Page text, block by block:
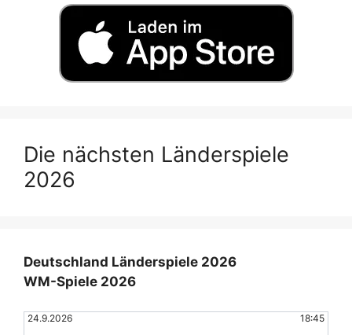
Die nächsten Länderspiele
2026
Deutschland Länderspiele 2026
WM-Spiele 2026
24.9.2026 18:45